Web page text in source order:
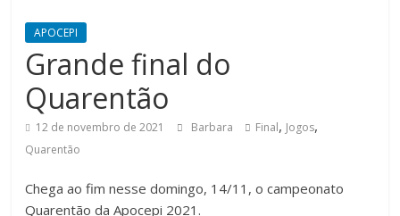
APOCEPI
Grande final do
Quarentão
12 de novembro de 2021 Barbara Final, Jogos,
Quarentão
Chega ao fim nesse domingo, 14/11, o campeonato
Quarentão da Apocepi 2021.